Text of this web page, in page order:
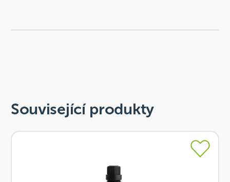
Související produkty